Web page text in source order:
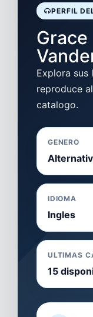
PERFIL
Grace
Explora sus
reproduce
catalogo.
GENERO
IDIOMA
Ingles
ULTIMAS
15